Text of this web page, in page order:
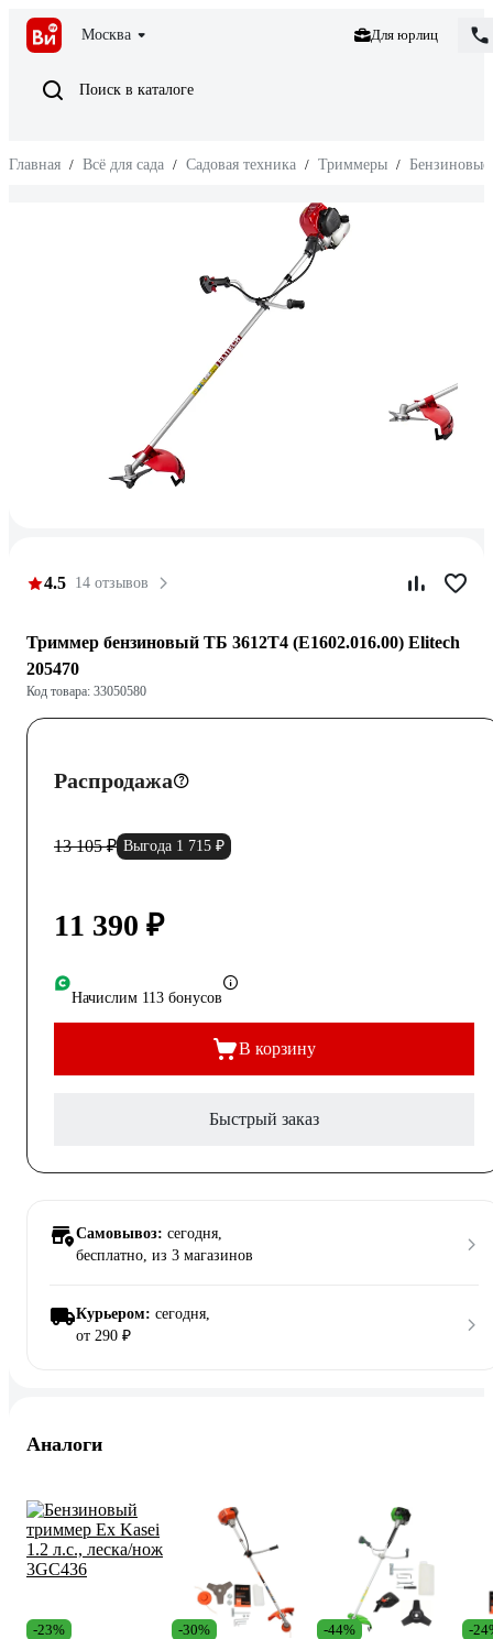
Москва Для юрлиц
Поиск в каталоге
Главная / Всё для сада / Садовая техника / Триммеры / Бензиновые
4.5 14 отзывов
Триммер бензиновый ТБ 3612T4 (E1602.016.00) Elitech
205470
Код товара: 33050580
Распродажа
13 105 ₽ Выгода 1 715 ₽
11 390 ₽
Начислим 113 бонусов
В корзину
Быстрый заказ
Самовывоз: сегодня,
бесплатно, из 3 магазинов
Курьером: сегодня,
от 290 ₽
Аналоги
-23% -30% -44% -